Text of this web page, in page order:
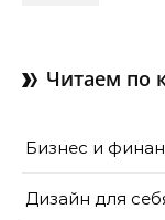
Читаем по
Бизнес и
Дизайн для